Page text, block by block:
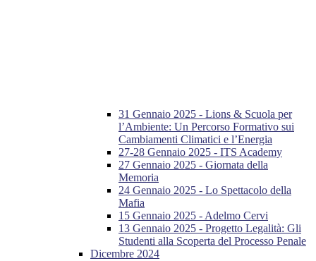
31 Gennaio 2025 - Lions & Scuola per
l’Ambiente: Un Percorso Formativo sui
Cambiamenti Climatici e l’Energia
27-28 Gennaio 2025 - ITS Academy
27 Gennaio 2025 - Giornata della
Memoria
24 Gennaio 2025 - Lo Spettacolo della
Mafia
15 Gennaio 2025 - Adelmo Cervi
13 Gennaio 2025 - Progetto Legalità: Gli
Studenti alla Scoperta del Processo Penale
Dicembre 2024